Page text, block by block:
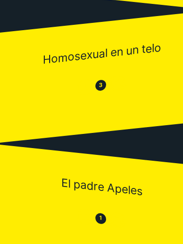
Homosexual en un telo
😒 3 😂
El padre Apeles
😒 1 😂